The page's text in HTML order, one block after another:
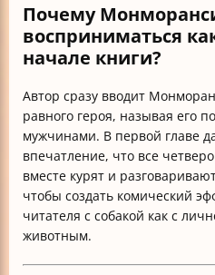
Почему
восприниматься
начале книги?
Автор сразу вводит
равного героя, называя его
мужчинами. В первой главе
впечатление, что все
вместе курят и
чтобы создать комический
читателя с собакой как с
животным.